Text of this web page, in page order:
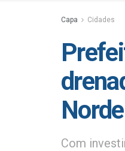
Capa Cidades
Com